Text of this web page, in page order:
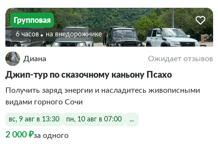
Групповая
6 часов На внедорожнике
Диана Ожидает отзывов
Джип-тур по сказочному каньону Псахо
Получить заряд энергии и насладитесь живописными
видами горного Сочи
вс, 9 авг в 13:30 пн, 10 авг в 07:00 ...
2 000 ₽за одного